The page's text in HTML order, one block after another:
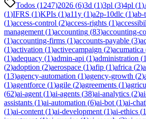
Todos (1247)2026 (6)3d (1)3pl (3)4pl (1)
(1)IFRS (1)KPIs (1)a11y (1)a2p-10dlc (1)ab-
(1)access-control (2)access-rights (1)
management (1)accounting (83)accounting-
(1)accounting-firms (1)accounts-payable (3)
(1)activation (1)activecampaign (2)acumatica
(1)adequacy (1)admin-api (1)administration (1
(2)adoption (2)aerospace (1)afip (1)africa (2)
(13)agency-automation (1)agency-growth (2)
(1)agentforce (1)agile (2)agreements (1)
(62)ai-agent (1)ai-agents (38)ai-analytics (2)
assistants (1)ai-automation (6)ai-bot (1)ai-
(1)ai-content (1)ai-development (1)ai-ethics (1